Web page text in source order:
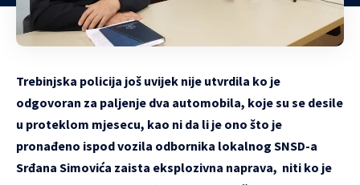
Trebinjska policija još uvijek nije utvrdila ko je
odgovoran za paljenje dva automobila, koje su se desile
u proteklom mjesecu, kao ni da li je ono što je
pronađeno ispod vozila odbornika lokalnog SNSD-a
Srđana Simovića zaista eksplozivna naprava, niti ko je